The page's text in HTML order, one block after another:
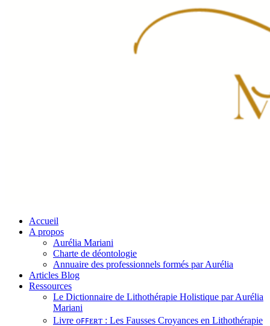
Accueil
A propos
Aurélia Mariani
Charte de déontologie
Annuaire des professionnels formés par Aurélia
Articles Blog
Ressources
Le Dictionnaire de Lithothérapie Holistique par Aurélia
Mariani
Livre ᴏꜰꜰᴇʀᴛ : Les Fausses Croyances en Lithothérapie